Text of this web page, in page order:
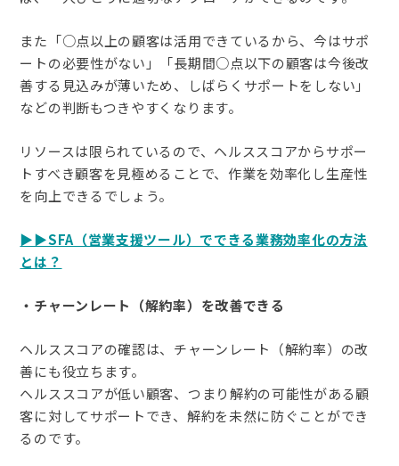
また「○点以上の顧客は活用できているから、今はサポ
ートの必要性がない」「長期間○点以下の顧客は今後改
善する見込みが薄いため、しばらくサポートをしない」
などの判断もつきやすくなります。
リソースは限られているので、ヘルススコアからサポー
トすべき顧客を見極めることで、作業を効率化し生産性
を向上できるでしょう。
▶▶SFA（営業支援ツール）でできる業務効率化の方法
とは？
・チャーンレート（解約率）を改善できる
ヘルススコアの確認は、チャーンレート（解約率）の改
善にも役立ちます。
ヘルススコアが低い顧客、つまり解約の可能性がある顧
客に対してサポートでき、解約を未然に防ぐことができ
るのです。